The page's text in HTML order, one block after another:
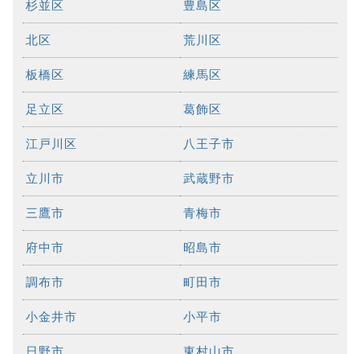
杉並区 豊島区
北区 荒川区
板橋区 練馬区
足立区 葛飾区
江戸川区 八王子市
立川市 武蔵野市
三鷹市 青梅市
府中市 昭島市
調布市 町田市
小金井市 小平市